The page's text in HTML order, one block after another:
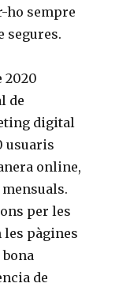
ho sempre
segures.
2020
de
digital
usuaris
online,
per les
les pàgines
bona
de